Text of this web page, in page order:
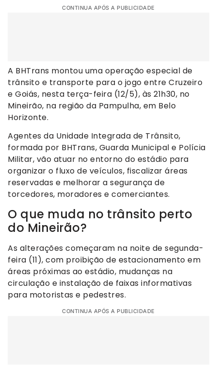
CONTINUA APÓS A PUBLICIDADE
A BHTrans montou uma operação especial de
trânsito e transporte para o jogo entre Cruzeiro
e Goiás, nesta terça-feira (12/5), às 21h30, no
Mineirão, na região da Pampulha, em Belo
Horizonte.
Agentes da Unidade Integrada de Trânsito,
formada por BHTrans, Guarda Municipal e Polícia
Militar, vão atuar no entorno do estádio para
organizar o fluxo de veículos, fiscalizar áreas
reservadas e melhorar a segurança de
torcedores, moradores e comerciantes.
O que muda no trânsito perto
do Mineirão?
As alterações começaram na noite de segunda-
feira (11), com proibição de estacionamento em
áreas próximas ao estádio, mudanças na
circulação e instalação de faixas informativas
para motoristas e pedestres.
CONTINUA APÓS A PUBLICIDADE